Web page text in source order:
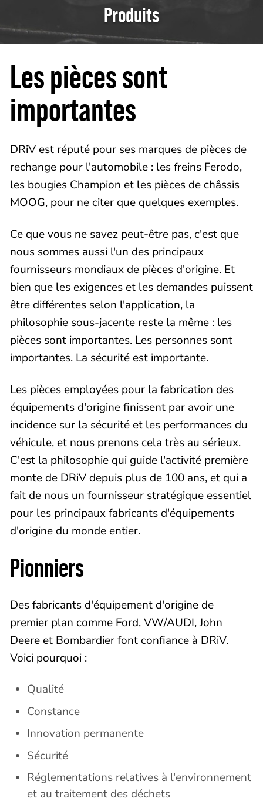
Produits
Les pièces sont
importantes
DRiV est réputé pour ses marques de pièces de
rechange pour l'automobile : les freins Ferodo,
les bougies Champion et les pièces de châssis
MOOG, pour ne citer que quelques exemples.
Ce que vous ne savez peut-être pas, c'est que
nous sommes aussi l'un des principaux
fournisseurs mondiaux de pièces d'origine. Et
bien que les exigences et les demandes puissent
être différentes selon l'application, la
philosophie sous-jacente reste la même : les
pièces sont importantes. Les personnes sont
importantes. La sécurité est importante.
Les pièces employées pour la fabrication des
équipements d'origine finissent par avoir une
incidence sur la sécurité et les performances du
véhicule, et nous prenons cela très au sérieux.
C'est la philosophie qui guide l'activité première
monte de DRiV depuis plus de 100 ans, et qui a
fait de nous un fournisseur stratégique essentiel
pour les principaux fabricants d'équipements
d'origine du monde entier.
Pionniers
Des fabricants d'équipement d'origine de
premier plan comme Ford, VW/AUDI, John
Deere et Bombardier font confiance à DRiV.
Voici pourquoi :
Qualité
Constance
Innovation permanente
Sécurité
Réglementations relatives à l'environnement
et au traitement des déchets